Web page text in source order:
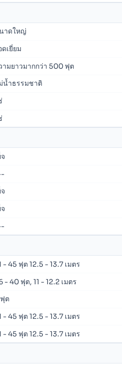
าดใหญ่
ดเยี่ยม
ามยาวมากกว่า 500 ฟุต
น้ำธรรมชาติ
- 45 ฟุต 12.5 - 13.7 เมตร
- 40 ฟุต, 11 - 12.2 เมตร
ต
- 45 ฟุต 12.5 - 13.7 เมตร
- 45 ฟุต 12.5 - 13.7 เมตร